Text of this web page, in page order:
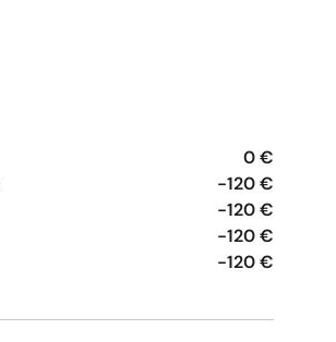
0 €
-120 €
-120 €
-120 €
-120 €